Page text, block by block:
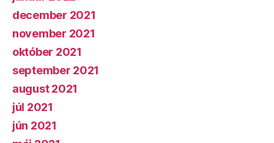
december 2021
november 2021
október 2021
september 2021
august 2021
júl 2021
jún 2021